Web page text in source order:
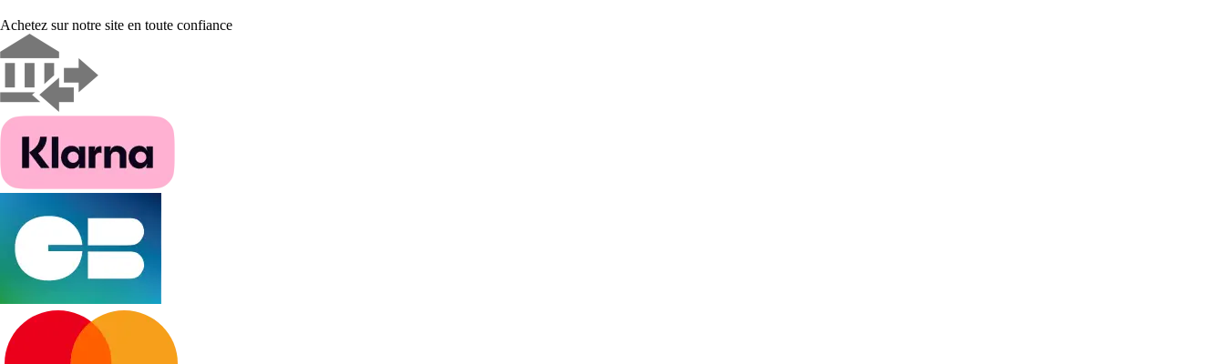
Achetez sur notre site en toute confiance